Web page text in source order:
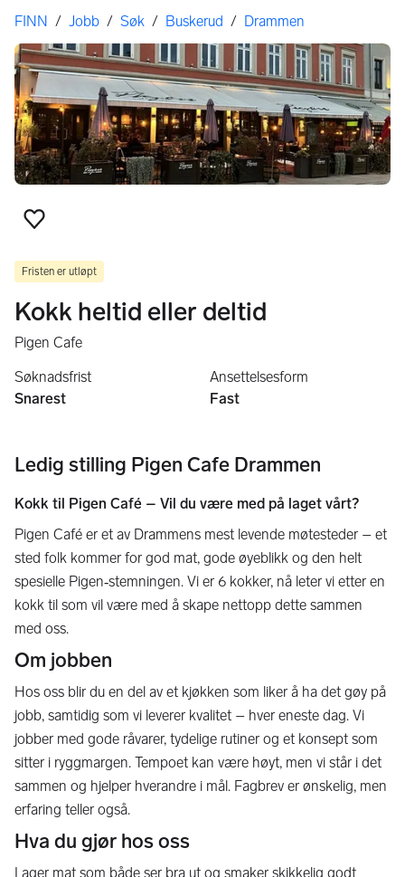
Her er du
FINN / Jobb / Søk / Buskerud / Drammen
Fristen er utløpt
Kokk heltid eller deltid
Pigen Cafe
Søknadsfrist
Snarest
Ansettelsesform
Fast
Ledig stilling Pigen Cafe Drammen
Kokk til Pigen Café – Vil du være med på laget vårt?
Pigen Café er et av Drammens mest levende møtesteder – et
sted folk kommer for god mat, gode øyeblikk og den helt
spesielle Pigen‑stemningen. Vi er 6 kokker, nå leter vi etter en
kokk til som vil være med å skape nettopp dette sammen
med oss.
Om jobben
Hos oss blir du en del av et kjøkken som liker å ha det gøy på
jobb, samtidig som vi leverer kvalitet – hver eneste dag. Vi
jobber med gode råvarer, tydelige rutiner og et konsept som
sitter i ryggmargen. Tempoet kan være høyt, men vi står i det
sammen og hjelper hverandre i mål. Fagbrev er ønskelig, men
erfaring teller også.
Hva du gjør hos oss
Lager mat som både ser bra ut og smaker skikkelig godt